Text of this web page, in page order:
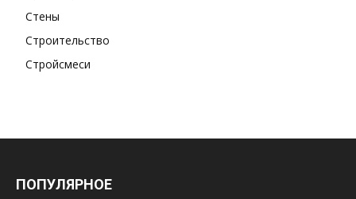
Стены
Строительство
Стройсмеси
ПОПУЛЯРНОЕ